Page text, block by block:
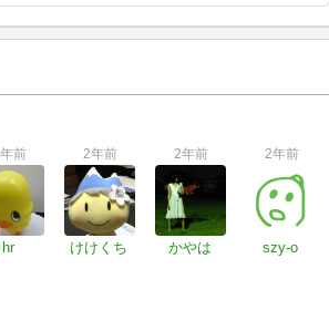
前
hr
2年前
けけくち
2年前
かやは
2年前
szy-o